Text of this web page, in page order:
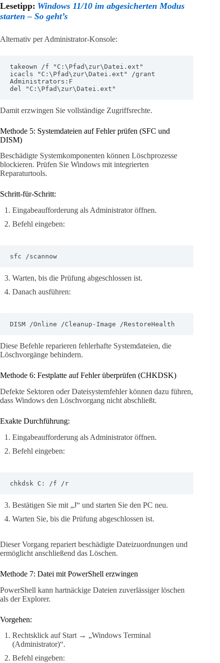
Lesetipp: Windows 11/10 im abgesicherten Modus
starten – So geht’s
Alternativ per Administrator-Konsole:
takeown /f "C:\Pfad\zur\Datei.ext"
icacls "C:\Pfad\zur\Datei.ext" /grant
Administrators:F
del "C:\Pfad\zur\Datei.ext"
Damit erzwingen Sie vollständige Zugriffsrechte.
Methode 5: Systemdateien auf Fehler prüfen (SFC und
DISM)
Beschädigte Systemkomponenten können Löschprozesse
blockieren. Prüfen Sie Windows mit integrierten
Reparaturtools.
Schritt-für-Schritt:
Eingabeaufforderung als Administrator öffnen.
Befehl eingeben:
sfc /scannow
Warten, bis die Prüfung abgeschlossen ist.
Danach ausführen:
DISM /Online /Cleanup-Image /RestoreHealth
Diese Befehle reparieren fehlerhafte Systemdateien, die
Löschvorgänge behindern.
Methode 6: Festplatte auf Fehler überprüfen (CHKDSK)
Defekte Sektoren oder Dateisystemfehler können dazu führen,
dass Windows den Löschvorgang nicht abschließt.
Exakte Durchführung:
Eingabeaufforderung als Administrator öffnen.
Befehl eingeben:
chkdsk C: /f /r
Bestätigen Sie mit „J“ und starten Sie den PC neu.
Warten Sie, bis die Prüfung abgeschlossen ist.
Dieser Vorgang repariert beschädigte Dateizuordnungen und
ermöglicht anschließend das Löschen.
Methode 7: Datei mit PowerShell erzwingen
PowerShell kann hartnäckige Dateien zuverlässiger löschen
als der Explorer.
Vorgehen:
Rechtsklick auf Start → „Windows Terminal
(Administrator)“.
Befehl eingeben: